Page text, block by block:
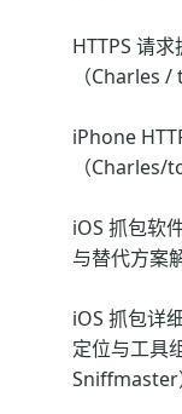
HTTPS 请
（Charles
iPhone
（
iOS 抓包软
与替代方案
iOS 抓包详
定位与工具
Sniffmaster